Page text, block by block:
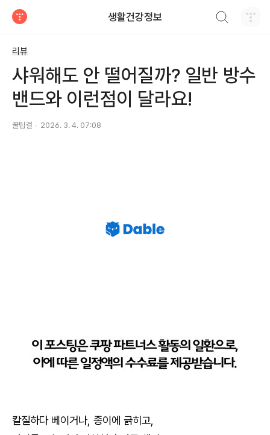
생활건강정보
리뷰
샤워해도 안 떨어질까? 일반 방수
밴드와 이런점이 달라요!
꿀팁걸 2026. 3. 4. 07:08
칼질하다 베이거나, 종이에 긁히고,